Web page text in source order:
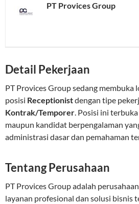
PT Provices Group
Detail Pekerjaan
PT Provices Group sedang
posisi Receptionistdengan tipe
Kontrak/Temporer. Posisi ini
maupun kandidat berpengalaman
administrasi dasar dan pemahaman
Tentang Perusahaan
PT Provices Group adalah
layanan profesional dan solusi bisnis